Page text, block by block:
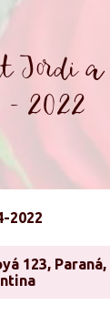
Jordi
2022
2022
123,